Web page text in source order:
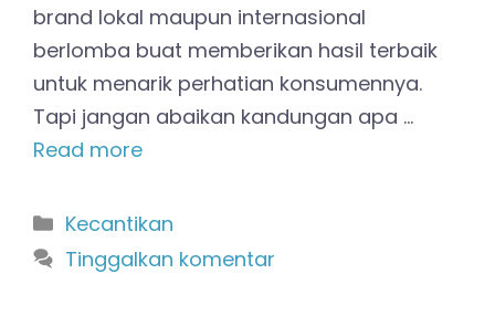
brand lokal maupun internasional
berlomba buat memberikan hasil terbaik
untuk menarik perhatian konsumennya.
Tapi jangan abaikan kandungan apa …
Read more
Kategori
Kecantikan
Tinggalkan komentar